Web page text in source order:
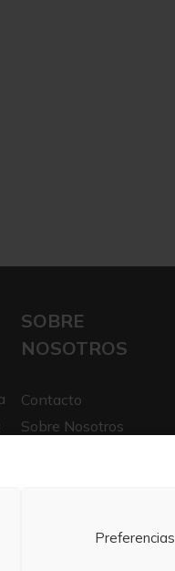
Preferencias
SOBRE
NOSOTROS
Contacto
Sobre Nosotros